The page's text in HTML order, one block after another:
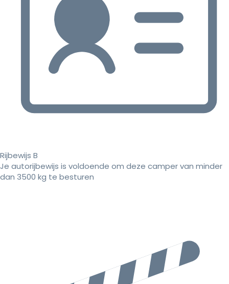
Rijbewijs B
Je autorijbewijs is voldoende om deze camper van minder
dan 3500 kg te besturen